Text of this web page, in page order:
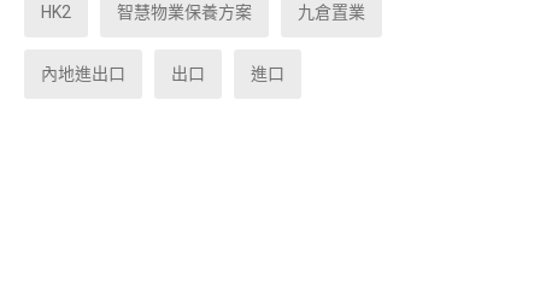
HK2 智慧物業保養方案 九倉置業
內地進出口 出口 進口